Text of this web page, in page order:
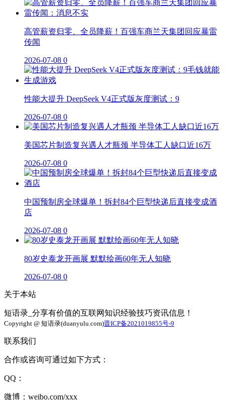
高管薪资归零、全员降薪！百强车商兰天集团回应暴雷
传闻
2026-07-08 0
性能大提升 DeepSeek V4正式版灰度测试：9
2026-07-08 0
美国芯片制造复兴遇人才瓶颈 半导体工人缺口近16万
2026-07-08 0
中国预制房全球爆单！拆封84个巨型快递后直接变成酒
店
2026-07-08 0
80岁史泰龙开画展 默默绘画60年无人知晓
2026-07-08 0
关于本站
短语录_分享有价值的互联网知识经验技巧资讯信息！
Copyright @ 短语录(duanyulu.com)晋ICP备2021019855号-9
联系我们
合作或咨询可通过如下方式：
QQ：
微博：weibo.com/xxx